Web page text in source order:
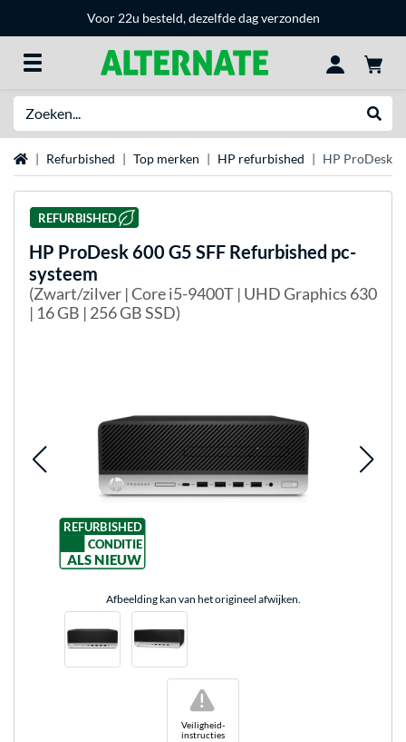
Voor 22u besteld, dezelfde dag verzonden
Home Refurbished Top merken HP refurbished HP ProDesk
REFURBISHED
HP ProDesk 600 G5 SFF Refurbished pc-
systeem
(Zwart/zilver | Core i5-9400T | UHD Graphics 630
| 16 GB | 256 GB SSD)
REFURBISHED
CONDITIE
ALS NIEUW
Afbeelding kan van het origineel afwijken.
Veiligheid-
instructies
!